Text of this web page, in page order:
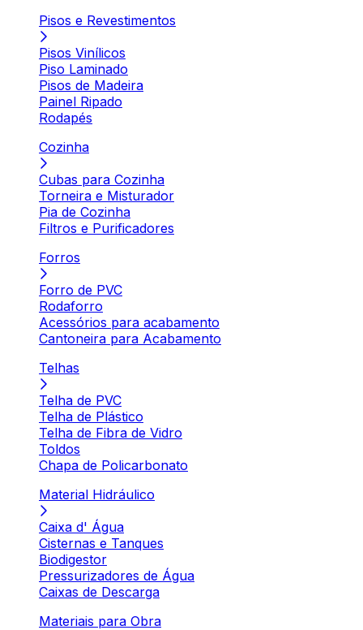
Pisos e Revestimentos
Pisos Vinílicos
Piso Laminado
Pisos de Madeira
Painel Ripado
Rodapés
Cozinha
Cubas para Cozinha
Torneira e Misturador
Pia de Cozinha
Filtros e Purificadores
Forros
Forro de PVC
Rodaforro
Acessórios para acabamento
Cantoneira para Acabamento
Telhas
Telha de PVC
Telha de Plástico
Telha de Fibra de Vidro
Toldos
Chapa de Policarbonato
Material Hidráulico
Caixa d' Água
Cisternas e Tanques
Biodigestor
Pressurizadores de Água
Caixas de Descarga
Materiais para Obra